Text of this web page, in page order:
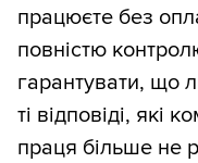
працюєте без
повністю
гарантувати, що
ті відповіді, які
праця більше не